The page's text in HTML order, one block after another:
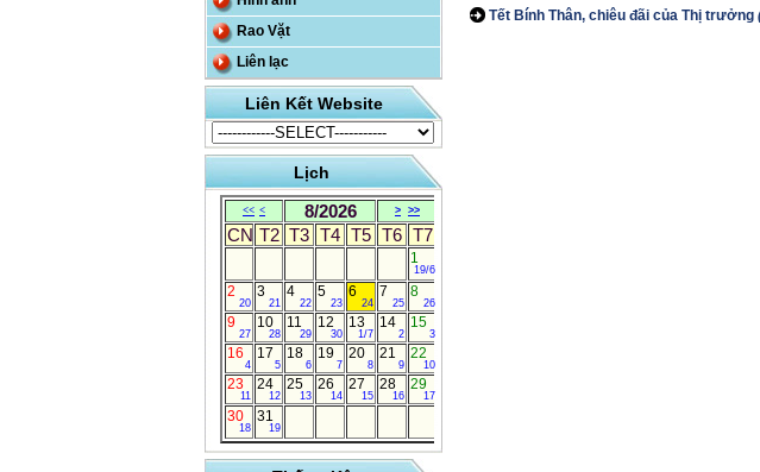
Rao Vặt
Liên lạc
Liên Kết Website
Lịch
<< < 8/2026 > >>
CN T2 T3 T4 T5 T6 T7
1
19/6
2
20
3
21
4
22
5
23
6
24
7
25
8
26
9
27
10
28
11
29
12
30
13
1/7
14
2
15
3
16
4
17
5
18
6
19
7
20
8
21
9
22
10
23
11
24
12
25
13
26
14
27
15
28
16
29
17
30
18
31
19
Tết Bính Thân, chiêu đãi của Thị trưởng